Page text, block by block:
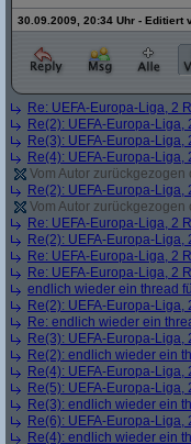
30.09.2009, 20:34 Uhr - Editiert
Re: UEFA-Europa-Liga, 2
Re(2): UEFA-Europa-Liga,
Re(3): UEFA-Europa-Liga,
Re(4): UEFA-Europa-Liga,
Vom Autor
Re(2): UEFA-Europa-Liga,
Vom Autor
Re: UEFA-Europa-Liga, 2
Re(2): UEFA-Europa-Liga,
Re: UEFA-Europa-Liga, 2
Re: UEFA-Europa-Liga, 2
endlich wieder ein thread
Re(2): UEFA-Europa-Liga,
Re: endlich wieder ein
Re(3): UEFA-Europa-Liga,
Re(2): endlich wieder ein
Re(4): UEFA-Europa-Liga,
Re(5): UEFA-Europa-Liga,
Re(3): endlich wieder ein
Re(6): UEFA-Europa-Liga,
Re(4): endlich wieder ein